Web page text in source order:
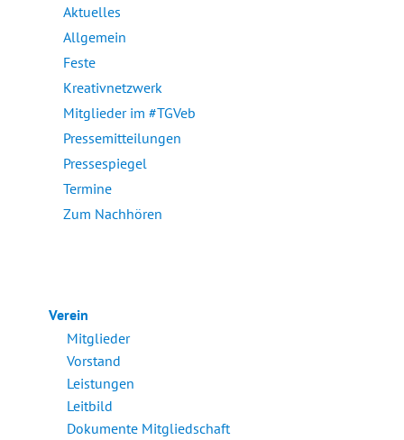
Aktuelles
Allgemein
Feste
Kreativnetzwerk
Mitglieder im #TGVeb
Pressemitteilungen
Pressespiegel
Termine
Zum Nachhören
Verein
Mitglieder
Vorstand
Leistungen
Leitbild
Dokumente Mitgliedschaft